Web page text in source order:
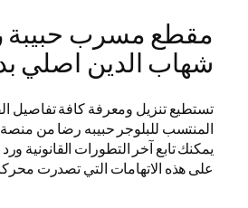
مقطع مسرب حبيبة
شهاب الدين اصلي
تستطيع تنزيل ومعرفة كافة تفاصيل
المنتسب للبلوجر حبيبه رضا من
يمكنك تابع آخر التطورات القانونية
على هذه الاتهامات التي تصدرت